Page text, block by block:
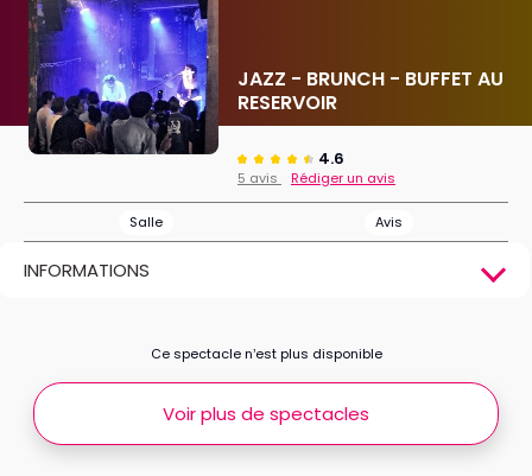
JAZZ - BRUNCH - BUFFET AU
RESERVOIR
4.6
5 avis Rédiger un avis
Salle Avis
INFORMATIONS
Ce spectacle n’est plus disponible
Voir plus de spectacles